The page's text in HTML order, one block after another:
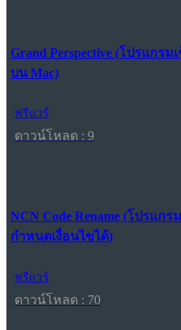
Grand Perspective (โปรแกร
บน Mac)
ฟรีแวร์
ดาวน์โหลด : 9
NCN Code Rename (โปรแก
กำหนดเงื่อนไขได้)
ฟรีแวร์
ดาวน์โหลด : 70